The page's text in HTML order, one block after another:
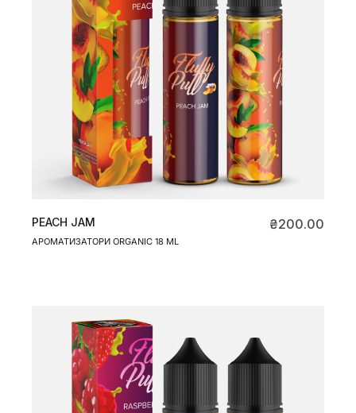
PEACH JAM
АРОМАТИЗАТОРИ ORGANIC 18 ML
₴200.00